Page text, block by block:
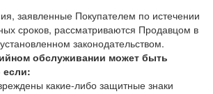
заявленные Покупателем по истечении
сроков, рассматриваются Продавцом в
законодательством.
обслуживании может быть
если:
какие-либо защитные знаки